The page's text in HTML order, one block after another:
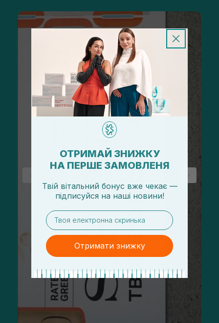
ОТРИМАЙ ЗНИЖКУ
НА ПЕРШЕ ЗАМОВЛЕНЯ
Твій вітальний бонус вже чекає —
підписуйся на наші новини!
email
Отримати знижку